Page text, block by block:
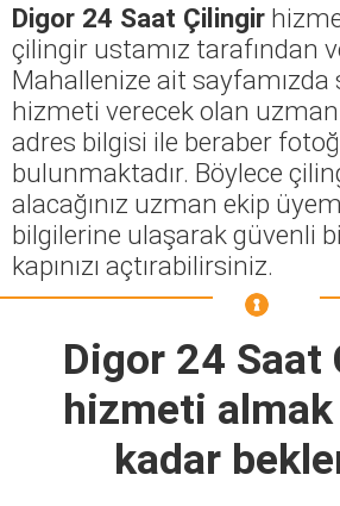
Digor 24 Saat Çilingir
çilingir ustamız tarafından
Mahallenize ait sayfamızda
hizmeti verecek olan
adres bilgisi ile beraber
bulunmaktadır. Böylece
alacağınız uzman ekip
bilgilerine ulaşarak güvenli
kapınızı açtırabilirsiniz.
Digor 24 Saat
hizmeti
kadar